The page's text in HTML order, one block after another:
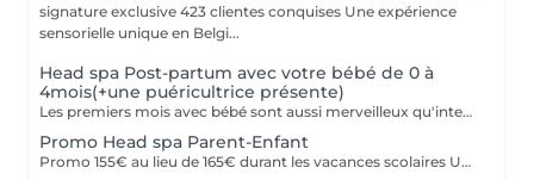
signature exclusive 423 clientes conquises Une expérience
sensorielle unique en Belgi...
Head spa Post-partum avec votre bébé de 0 à
4mois(+une puéricultrice présente)
Les premiers mois avec bébé sont aussi merveilleux qu'intenses. Pourtant, prendre un moment pour soi peut vite devenir une source de stress. Nous avons imaginé un Head Spa unique où vous profitez pleinement de votre soin, pendant que votre bébé reste à vos côtés, accompagné avec douceur par une puéricultrice diplômée. ( Liana elle même) Durant toute la séance, votre bébé est contre vous, rassuré et accompagné selon ses besoins (bras, bercement, change si nécessaire, biberon ou allaitement dès que vous le souhaitez), afin que vous puissiez enfin relâcher la pression et savourer un véritable moment de bien-être. Parce qu'une maman détendue est aussi un cadeau pour son bébé. Le soin dure entre 1:15 et 1:30 en fonction des besoins du bébé
Promo Head spa Parent-Enfant
Promo 155€ au lieu de 165€ durant les vacances scolaires Un moment privilégié à partager entre mère et fille L'expérience comprend : Un head spa Japonais de 45 minutes pour la maman Un Head Spa Japonais pour l'enfant réalisé avec des gestes doux et des produits bio et naturels, adaptés à son âge Les deux soins sont réalisés en même temps, dans deux cabines côte à côte, afin que chacune profite pleinement de son moment, L'expérience se prolonge ensuite par : Un moment mère-fille de 15 minutes, autour d'une boisson chaude De petites attentions et cadeaux pour la maman et l'enfant, pour repartir avec un joli souvenir partagé Un soin pensé pour vivre une expérience à deux, sans compromis sur le confort de chacune. Âge : 6 ans jusqu'à 13 ans.